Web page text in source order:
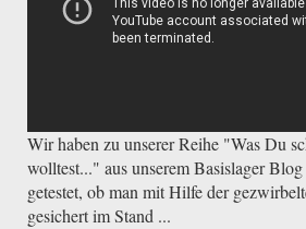
Wir haben zu unserer Reihe "Was Du
wolltest..." aus unserem Basislager
getestet, ob man mit Hilfe der
gesichert im Stand ...